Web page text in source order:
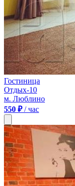
Гостиница
Отдых-10
м. Люблино
550 ₽/ час